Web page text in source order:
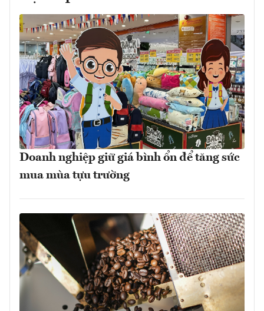
Doanh nghiệp giữ giá bình ổn để tăng sức
mua mùa tựu trường